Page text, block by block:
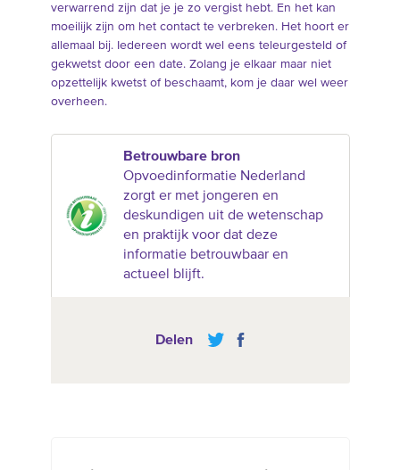
verwarrend zijn dat je je zo vergist hebt. En het kan
moeilijk zijn om het contact te verbreken. Het hoort er
allemaal bij. Iedereen wordt wel eens teleurgesteld of
gekwetst door een date. Zolang je elkaar maar niet
opzettelijk kwetst of beschaamt, kom je daar wel weer
overheen.
Betrouwbare bron
Opvoedinformatie Nederland
zorgt er met jongeren en
deskundigen uit de wetenschap
en praktijk voor dat deze
informatie betrouwbaar en
actueel blijft.
Delen